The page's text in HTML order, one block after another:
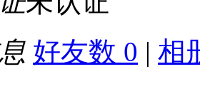
好友数 0 | 相